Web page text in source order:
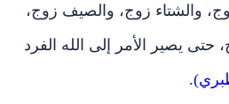
والشتاء زوج، والصيف زوج،
حتى يصير الأمر إلى الله الفرد